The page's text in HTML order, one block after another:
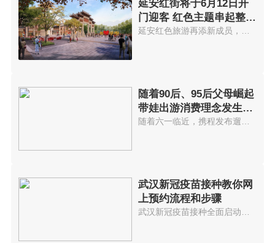
延安红街将于6月12日开
门迎客 红色主题串起整个
街区
随着90后、95后父母崛起
带娃出游消费理念发生变
化
武汉新冠疫苗接种教你网
上预约流程和步骤